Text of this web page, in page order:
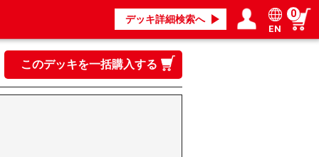
デッキ詳細検索へ
ログイン／会員登録
マイページ
EN
0
このデッキを一括購入する